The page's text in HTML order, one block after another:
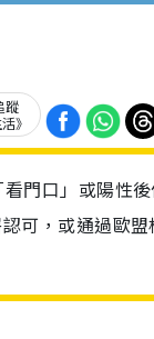
蹤
》
門口」或陽性
可，或通過歐盟